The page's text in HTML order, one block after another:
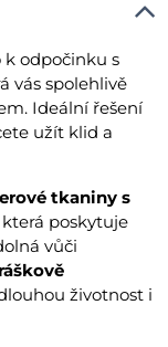
odpočinku s
vás spolehlivě
Ideální řešení
užít klid a
tkaniny s
která poskytuje
vůči
životnost i